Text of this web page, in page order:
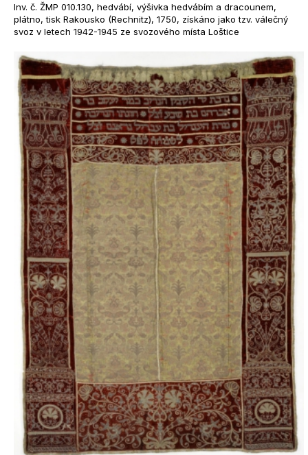
Inv. č. ŽMP 010.130, hedvábí, výšivka hedvábím a dracounem,
plátno, tisk Rakousko (Rechnitz), 1750, získáno jako tzv. válečný
svoz v letech 1942-1945 ze svozového místa Loštice